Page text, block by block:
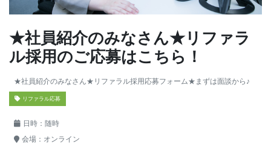
★社員紹介のみなさん★リファラ
ル採用のご応募はこちら！
★社員紹介のみなさん★リファラル採用応募フォーム★まずは面談から♪
リファラル応募
日時： 随時
会場： オンライン